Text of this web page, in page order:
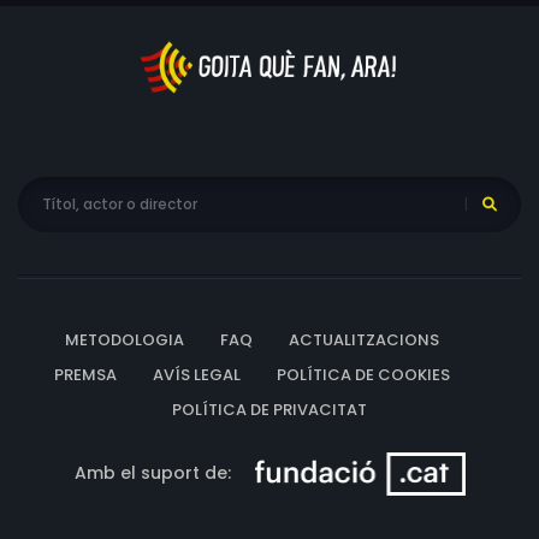
METODOLOGIA FAQ
ACTUALITZACIONS
PREMSA
AVÍS LEGAL
POLÍTICA DE COOKIES
POLÍTICA DE PRIVACITAT
Amb el suport de: